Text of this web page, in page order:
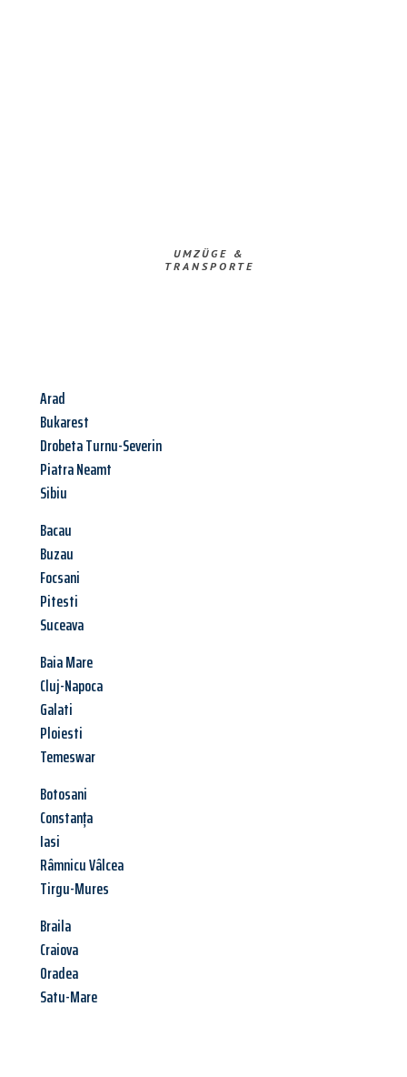
UMZÜGE &
TRANSPORTE
Arad
Bukarest
Drobeta Turnu-Severin
Piatra Neamt
Sibiu
Bacau
Buzau
Focsani
Pitesti
Suceava
Baia Mare
Cluj-Napoca
Galati
Ploiesti
Temeswar
Botosani
Constanța
Iasi
Râmnicu Vâlcea
Tirgu-Mures
Braila
Craiova
Oradea
Satu-Mare